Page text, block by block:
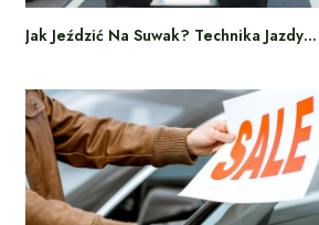
Jak Jeździć Na Suwak? Technika Jazdy…